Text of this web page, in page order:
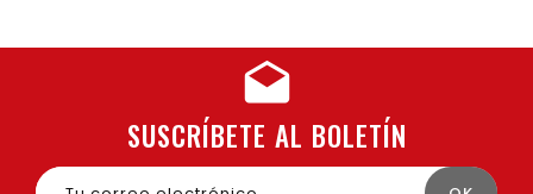
SUSCRÍBETE AL BOLETÍN